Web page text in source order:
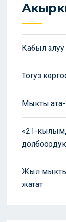
Кабыл алуу
Тогуз
Мыкты ата-
«21-
Жыл
жатат